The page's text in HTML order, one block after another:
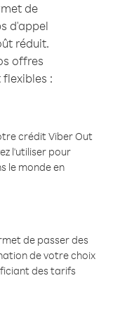
de
d'appel
réduit.
offres
:
crédit Viber Out
l'utiliser pour
le monde en
de passer des
de votre choix
des tarifs